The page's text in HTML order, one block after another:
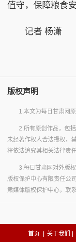
值守，保障粮食
记者 杨潇
版权声明
1.本文为每日甘肃网原
2.所有原创作品，包
未经著作权人合法授权，
将依法追究其相关法律责任
3.每日甘肃网对外版
版权保护中心有限责任公
肃媒体版权保护中心，联
首页 关于我们